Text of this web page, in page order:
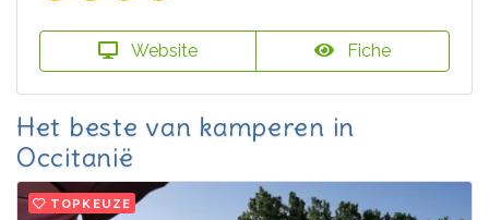
Website Fiche
Het beste van kamperen in
Occitanië
TOPKEUZE